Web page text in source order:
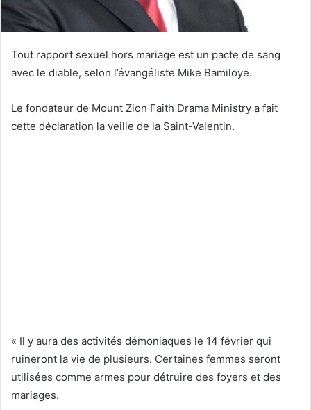
Tout rapport sexuel hors mariage est un pacte de sang
avec le diable, selon l’évangéliste Mike Bamiloye.
Le fondateur de Mount Zion Faith Drama Ministry a fait
cette déclaration la veille de la Saint-Valentin.
« Il y aura des activités démoniaques le 14 février qui
ruineront la vie de plusieurs. Certaines femmes seront
utilisées comme armes pour détruire des foyers et des
mariages.